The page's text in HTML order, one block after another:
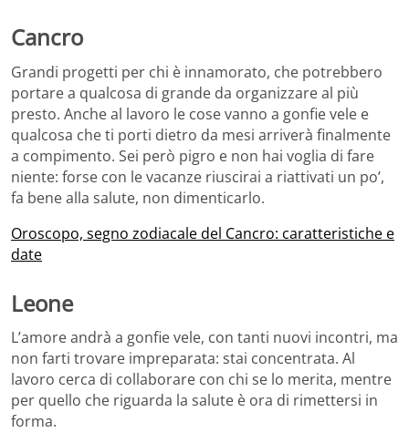
Cancro
Grandi progetti per chi è innamorato, che potrebbero
portare a qualcosa di grande da organizzare al più
presto. Anche al lavoro le cose vanno a gonfie vele e
qualcosa che ti porti dietro da mesi arriverà finalmente
a compimento. Sei però pigro e non hai voglia di fare
niente: forse con le vacanze riuscirai a riattivati un po’,
fa bene alla salute, non dimenticarlo.
Oroscopo, segno zodiacale del Cancro: caratteristiche e
date
Leone
L’amore andrà a gonfie vele, con tanti nuovi incontri, ma
non farti trovare impreparata: stai concentrata. Al
lavoro cerca di collaborare con chi se lo merita, mentre
per quello che riguarda la salute è ora di rimettersi in
forma.